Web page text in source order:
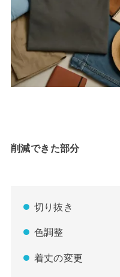
削減できた部分
切り抜き
色調整
着丈の変更